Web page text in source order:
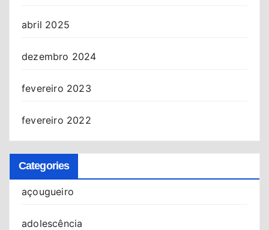
abril 2025
dezembro 2024
fevereiro 2023
fevereiro 2022
Categories
açougueiro
adolescência